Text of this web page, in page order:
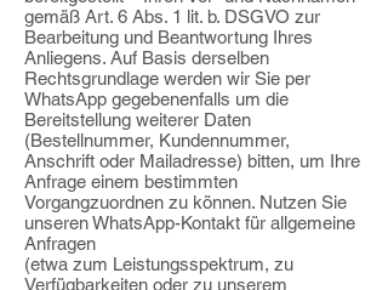
gemäß Art. 6 Abs. 1 lit. b. DSGVO zur
Bearbeitung und Beantwortung Ihres
Anliegens. Auf Basis derselben
Rechtsgrundlage werden wir Sie per
WhatsApp gegebenenfalls um die
Bereitstellung weiterer Daten
(Bestellnummer, Kundennummer,
Anschrift oder Mailadresse) bitten, um Ihre
Anfrage einem bestimmten
Vorgangzuordnen zu können. Nutzen Sie
unseren WhatsApp-Kontakt für allgemeine
Anfragen
(etwa zum Leistungsspektrum, zu
Verfügbarkeiten oder zu unserem